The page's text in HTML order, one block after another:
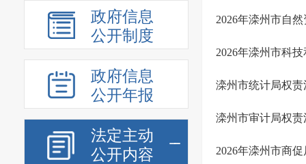
政府信息
公开制度
政府信息
公开年报
法定主动
公开内容
2026年滦州市自
2026年滦州市科
滦州市统计局权责
滦州市审计局权
2026年滦州市商